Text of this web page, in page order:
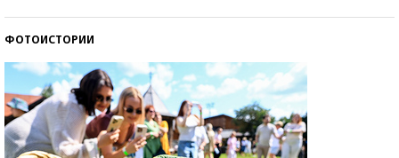
ФОТОИСТОРИИ